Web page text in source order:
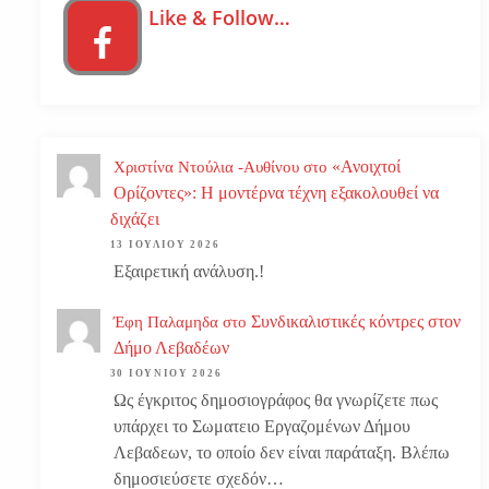
Like & Follow…
Χριστίνα Ντούλια -Αυθίνου στο «Ανοιχτοί
Ορίζοντες»: Η μοντέρνα τέχνη εξακολουθεί να
διχάζει
13 ΙΟΥΛΊΟΥ 2026
Εξαιρετική ανάλυση.!
Έφη Παλαμηδα στο Συνδικαλιστικές κόντρες στον
Δήμο Λεβαδέων
30 ΙΟΥΝΊΟΥ 2026
Ως έγκριτος δημοσιογράφος θα γνωρίζετε πως
υπάρχει το Σωματειο Εργαζομένων Δήμου
Λεβαδεων, το οποίο δεν είναι παράταξη. Βλέπω
δημοσιεύσετε σχεδόν…